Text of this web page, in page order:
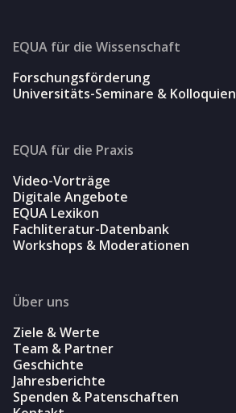
EQUA für die Wissenschaft
Forschungsförderung
Universitäts-Seminare & Kolloquien
EQUA für die Praxis
Video-Vorträge
Digitale Angebote
EQUA Lexikon
Fachliteratur-Datenbank
Workshops & Moderationen
Über uns
Ziele & Werte
Team & Partner
Geschichte
Jahresberichte
Spenden & Patenschaften